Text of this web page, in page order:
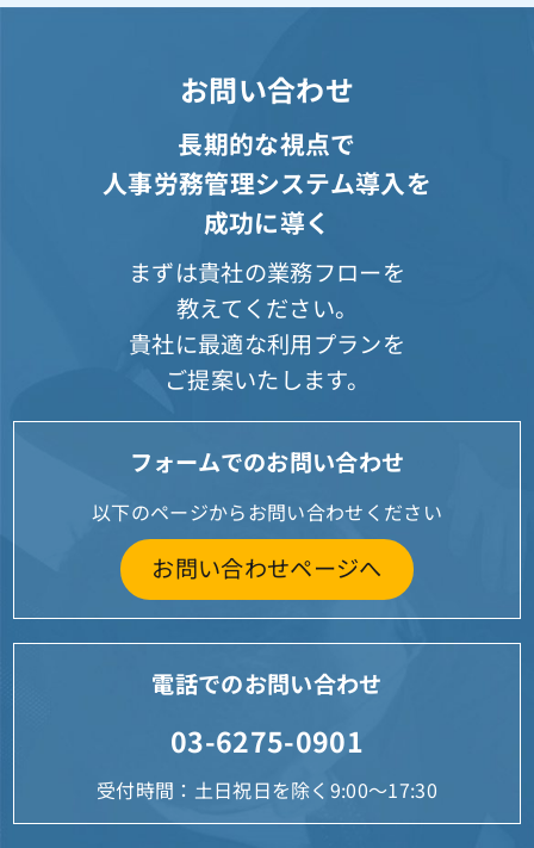
お問い合わせ
長期的な視点で
人事労務管理システム導入を
成功に導く
まずは貴社の業務フローを
教えてください。
貴社に最適な利用プランを
ご提案いたします。
フォームでのお問い合わせ
以下のページからお問い合わせください
お問い合わせページへ
電話でのお問い合わせ
03-6275-0901
受付時間：土日祝日を除く9:00～17:30